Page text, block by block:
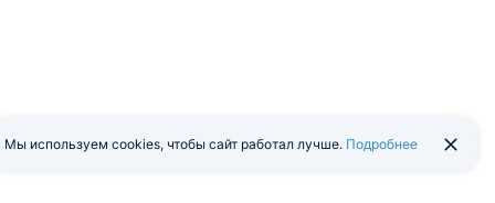
Мы используем cookies, чтобы сайт работал лучше. Подробнее